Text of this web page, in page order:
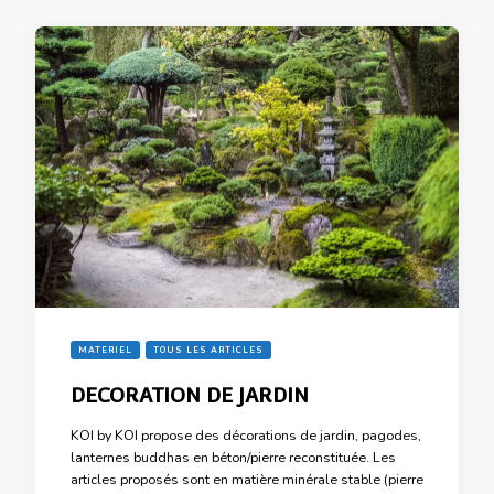
MATERIEL TOUS LES ARTICLES
DECORATION DE JARDIN
KOI by KOI propose des décorations de jardin, pagodes,
lanternes buddhas en béton/pierre reconstituée. Les
articles proposés sont en matière minérale stable (pierre